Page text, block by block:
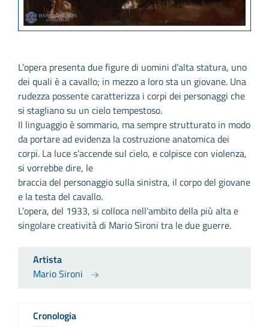
L’opera presenta due figure di uomini d’alta statura, uno
dei quali è a cavallo; in mezzo a loro sta un giovane. Una
rudezza possente caratterizza i corpi dei personaggi che
si stagliano su un cielo tempestoso.
Il linguaggio è sommario, ma sempre strutturato in modo
da portare ad evidenza la costruzione anatomica dei
corpi. La luce s’accende sul cielo, e colpisce con violenza,
si vorrebbe dire, le
braccia del personaggio sulla sinistra, il corpo del giovane
e la testa del cavallo.
L’opera, del 1933, si colloca nell’ambito della più alta e
singolare creatività di Mario Sironi tra le due guerre.
Artista
Mario Sironi
Cronologia